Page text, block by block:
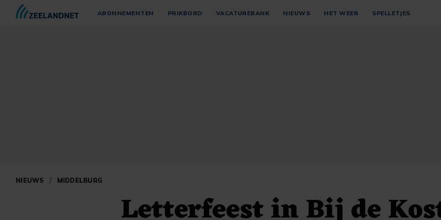
ABONNEMENTEN PRIKBORD VACATUREBANK NIEUWS HET WEER SPELLETJES
NIEUWS / MIDDELBURG